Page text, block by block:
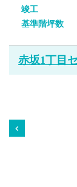
竣工
基準階坪数
赤坂1丁目